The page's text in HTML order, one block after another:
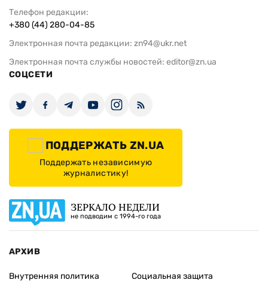
Телефон редакции:
+380 (44) 280-04-85
Электронная почта редакции: zn94@ukr.net
Электронная почта службы новостей: editor@zn.ua
СОЦСЕТИ
ПОДДЕРЖАТЬ ZN.UA
Поддержать независимую
журналистику!
ЗЕРКАЛО НЕДЕЛИ
не подводим с 1994-го года
АРХИВ
Внутренняя политика
Социальная защита